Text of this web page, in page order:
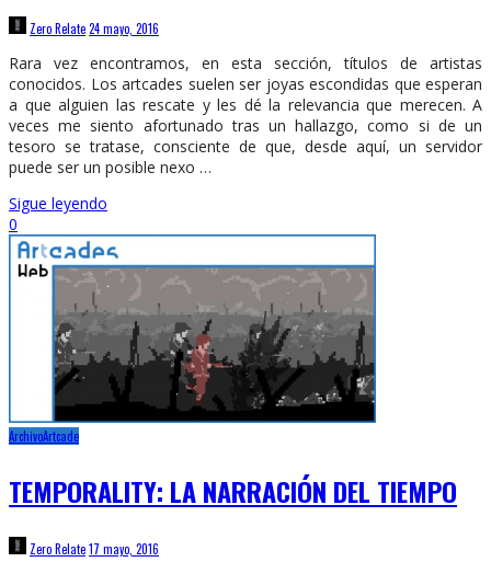
Zero Relate24 mayo, 2016
Rara vez encontramos, en esta sección, títulos de artistas
conocidos. Los artcades suelen ser joyas escondidas que esperan
a que alguien las rescate y les dé la relevancia que merecen. A
veces me siento afortunado tras un hallazgo, como si de un
tesoro se tratase, consciente de que, desde aquí, un servidor
puede ser un posible nexo …
Sigue leyendo
0
ArchivoArtcade
TEMPORALITY: LA NARRACIÓN DEL TIEMPO
Zero Relate17 mayo, 2016